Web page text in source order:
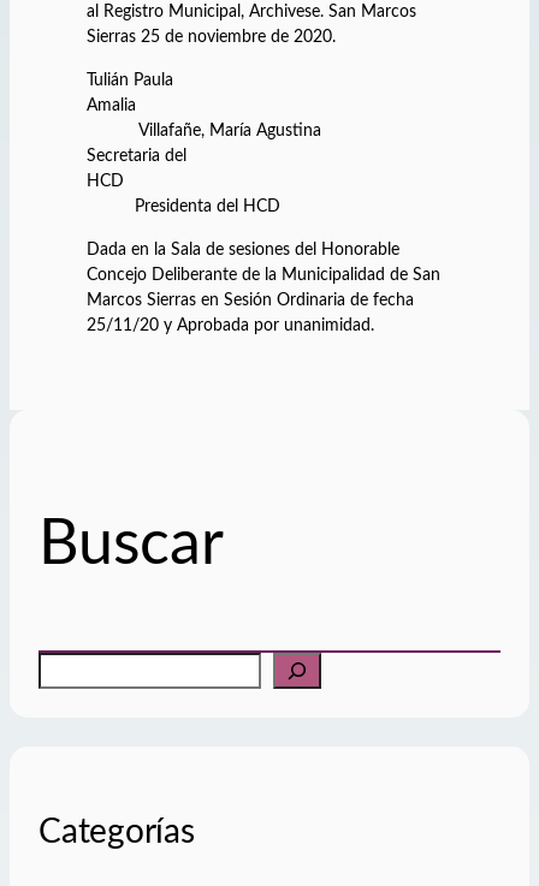
al Registro Municipal, Archivese. San Marcos
Sierras 25 de noviembre de 2020.
Tulián Paula
Amalia
Villafañe, María Agustina
Secretaria del
HCD
Presidenta del HCD
Dada en la Sala de sesiones del Honorable
Concejo Deliberante de la Municipalidad de San
Marcos Sierras en Sesión Ordinaria de fecha
25/11/20 y Aprobada por unanimidad.
Buscar
u
Categorías